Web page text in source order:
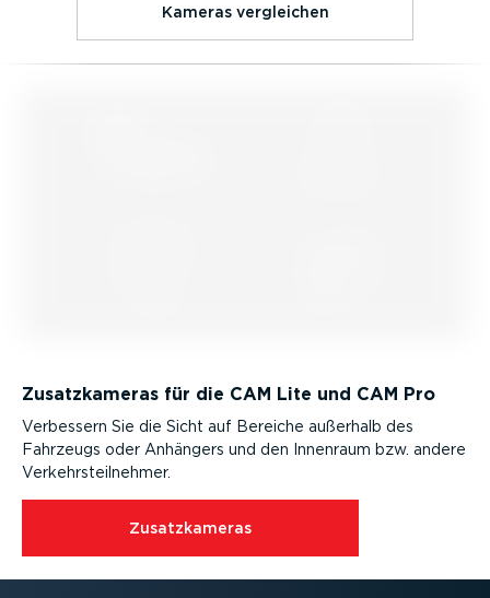
Kameras vergleichen
Zusatz­ka­meras für die CAM Lite und CAM Pro
Verbessern Sie die Sicht auf Bereiche außerhalb des
Fahrzeugs oder Anhängers und den Innenraum bzw. andere
Verkehrs­teil­nehmer.
Zusatz­ka­meras